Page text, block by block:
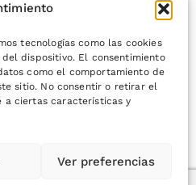
tecnologías como las cookies
dispositivo. El consentimiento
como el comportamiento de
sitio. No consentir o retirar el
a ciertas características y
Ver preferencias